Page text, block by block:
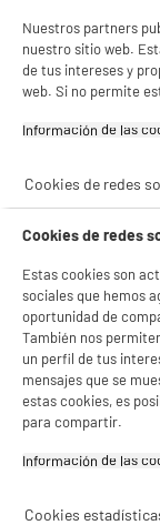
Nuestros partners
nuestro sitio web.
de tus intereses y
web. Si no permite
Información de las
Cookies de redes
Cookies de redes
Estas cookies son
sociales que hemos
oportunidad de
También nos
un perfil de tus
mensajes que se
estas cookies, es
para compartir.
Información de las
Cookies